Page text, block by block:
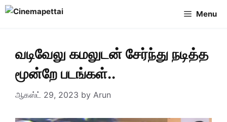
Skip
Menu
வடிவேலு கமலுடன் சேர்ந்து நடித்த
மூன்றே படங்கள்..
ஆகஸ்ட் 29, 2023 by Arun